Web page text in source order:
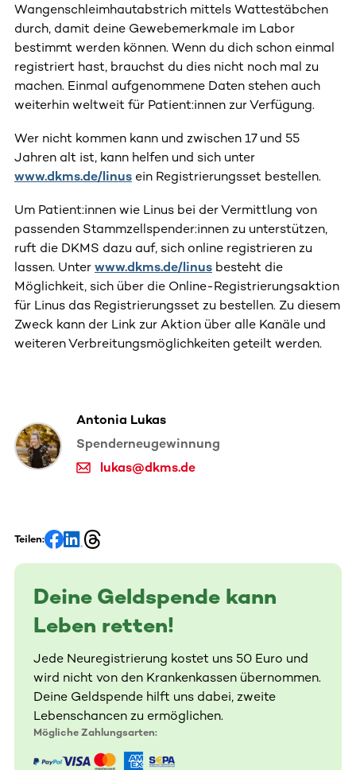
Wangenschleimhautabstrich mittels Wattestäbchen
durch, damit deine Gewebemerkmale im Labor
bestimmt werden können. Wenn du dich schon einmal
registriert hast, brauchst du dies nicht noch mal zu
machen. Einmal aufgenommene Daten stehen auch
weiterhin weltweit für Patient:innen zur Verfügung.
Wer nicht kommen kann und zwischen 17 und 55
Jahren alt ist, kann helfen und sich unter
www.dkms.de/linus ein Registrierungsset bestellen.
Um Patient:innen wie Linus bei der Vermittlung von
passenden Stammzellspender:innen zu unterstützen,
ruft die DKMS dazu auf, sich online registrieren zu
lassen. Unter www.dkms.de/linus besteht die
Möglichkeit, sich über die Online-Registrierungsaktion
für Linus das Registrierungsset zu bestellen. Zu diesem
Zweck kann der Link zur Aktion über alle Kanäle und
weiteren Verbreitungsmöglichkeiten geteilt werden.
Antonia Lukas
Spenderneugewinnung
lukas@dkms.de
Teilen:
Deine Geldspende kann
Leben retten!
Jede Neuregistrierung kostet uns 50 Euro und
wird nicht von den Krankenkassen übernommen.
Deine Geldspende hilft uns dabei, zweite
Lebenschancen zu ermöglichen.
Mögliche Zahlungsarten: